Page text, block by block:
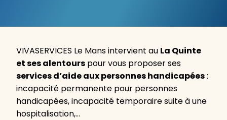
VIVASERVICES Le Mans intervient au La Quinte
et ses alentours pour vous proposer ses
services d’aide aux personnes handicapées:
incapacité permanente pour personnes
handicapées, incapacité temporaire suite à une
hospitalisation,…